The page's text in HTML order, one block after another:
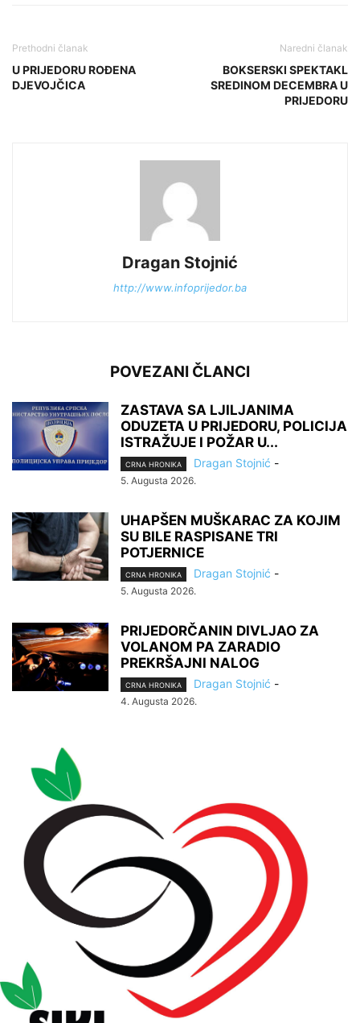
Prethodni članak
U PRIJEDORU ROĐENA
DJEVOJČICA
Naredni članak
BOKSERSKI SPEKTAKL
SREDINOM DECEMBRA U
PRIJEDORU
Dragan Stojnić
http://www.infoprijedor.ba
POVEZANI ČLANCI
ZASTAVA SA LJILJANIMA
ODUZETA U PRIJEDORU, POLICIJA
ISTRAŽUJE I POŽAR U...
CRNA HRONIKA Dragan Stojnić -
5. Augusta 2026.
UHAPŠEN MUŠKARAC ZA KOJIM
SU BILE RASPISANE TRI
POTJERNICE
CRNA HRONIKA Dragan Stojnić -
5. Augusta 2026.
PRIJEDORČANIN DIVLJAO ZA
VOLANOM PA ZARADIO
PREKRŠAJNI NALOG
CRNA HRONIKA Dragan Stojnić -
4. Augusta 2026.